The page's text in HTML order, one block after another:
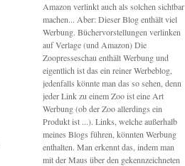
Amazon verlinkt auch als solchen sichtbar
machen... Aber: Dieser Blog enthält viel
Werbung. Büchervorstellungen verlinken
auf Verlage (und Amazon) Die
Zoopresseschau enthält Werbung und
eigentlich ist das ein reiner Werbeblog,
jedenfalls könnte man das so sehen, denn
jeder Link zu einem Zoo ist eine Art
Werbung (ob der Zoo allerdings ein
Produkt ist ...). Links, welche außerhalb
meines Blogs führen, könnten Werbung
enthalten. Man erkennt das, indem man
mit der Maus über den gekennzeichneten